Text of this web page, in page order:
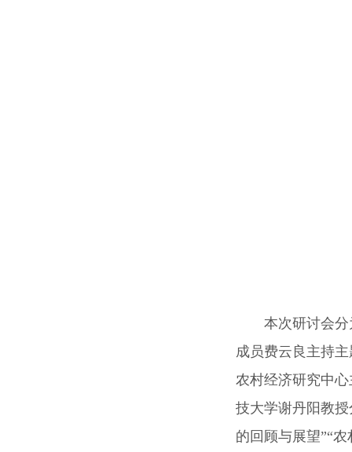
本次研讨会
成员费云良主持
农村经济研究中
技大学谢丹阳教
的回顾与展望”“